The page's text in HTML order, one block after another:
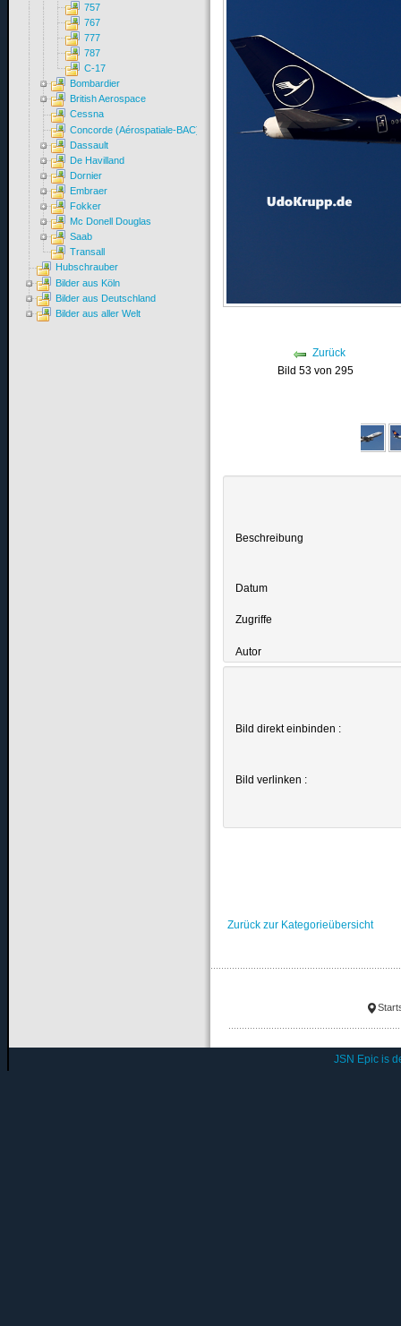
Zurück
Bild 53 von 295
Beschreibung
Datum
Zugriffe
Autor
Bild direkt einbinden :
Bild verlinken :
Zurück zur Kategorieübersicht
757
767
777
787
C-17
Bombardier
British Aerospace
Cessna
Concorde (Aérospatiale-BAC)
Dassault
De Havilland
Dornier
Embraer
Fokker
Mc Donell Douglas
Saab
Transall
Hubschrauber
Bilder aus Köln
Bilder aus Deutschland
Bilder aus aller Welt
JSN Epic is